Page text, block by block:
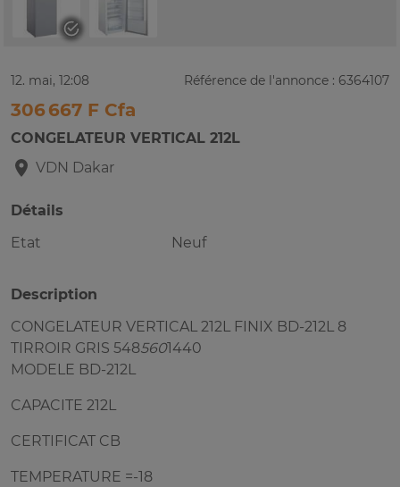
12. mai, 12:08 Référence de l'annonce : 6364107
306 667 F Cfa
CONGELATEUR VERTICAL 212L
VDN Dakar
Détails
Etat
Neuf
Description
CONGELATEUR VERTICAL 212L FINIX BD-212L 8
TIRROIR GRIS 5485601440
MODELE BD-212L
CAPACITE 212L
CERTIFICAT CB
TEMPERATURE =-18